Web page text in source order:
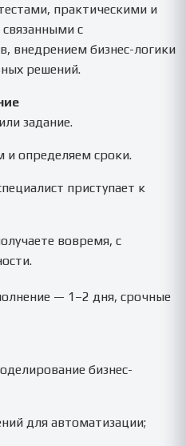
практическими и
с
внедрением бизнес-логики
решений.
задание.
определяем сроки.
приступает к
вовремя, с
— 1–2 дня, срочные
бизнес-
для автоматизации;